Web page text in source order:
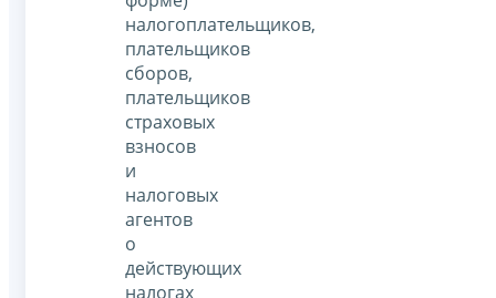
налогоплательщиков,
плательщиков
сборов,
плательщиков
страховых
взносов
и
налоговых
агентов
о
действующих
налогах